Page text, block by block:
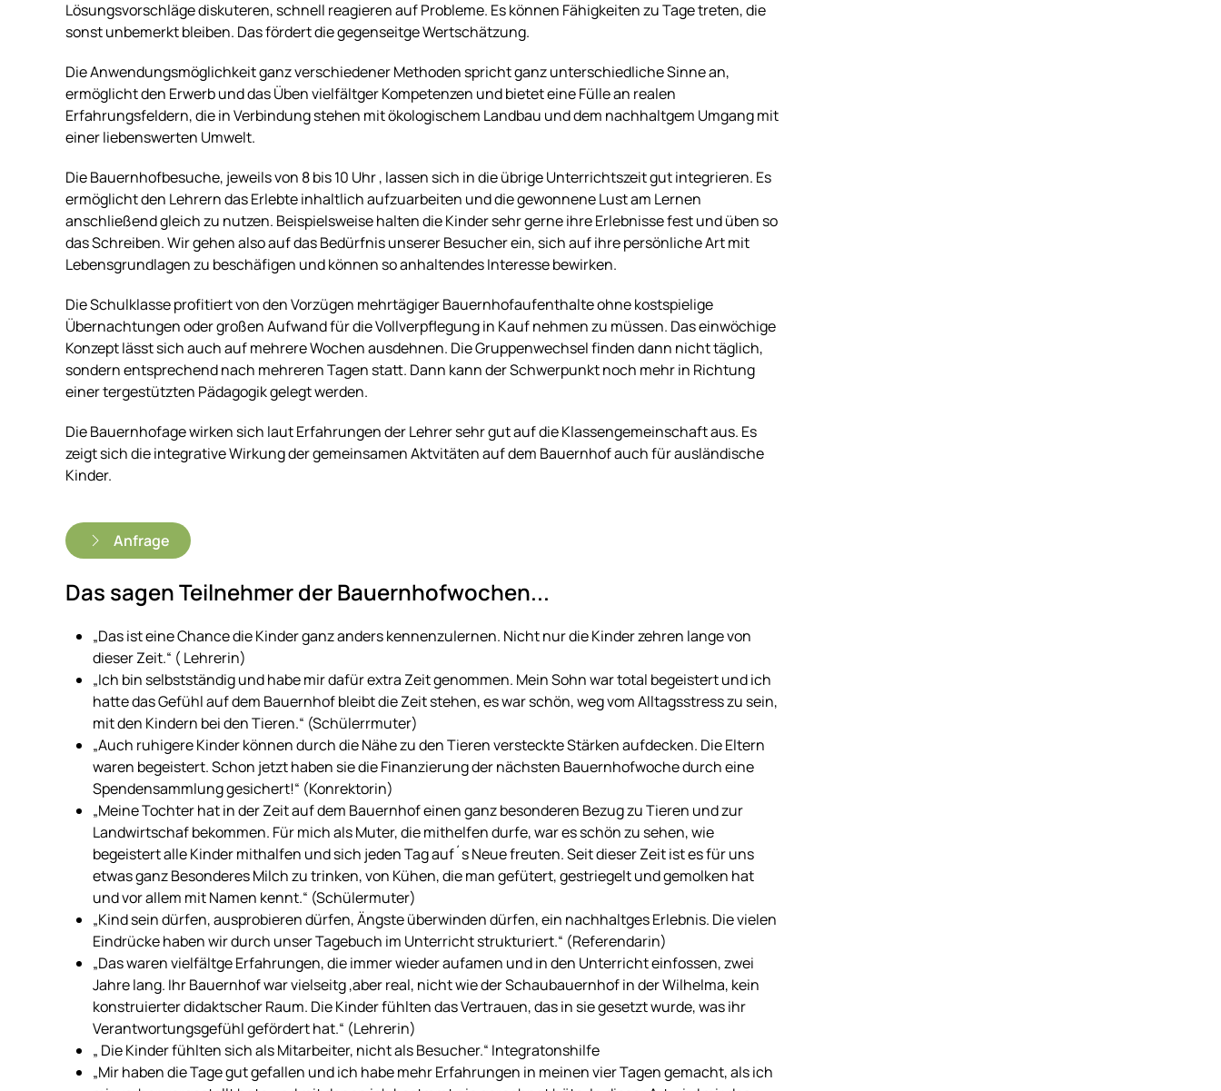
Lösungsvorschläge diskuteren, schnell reagieren auf Probleme. Es können Fähigkeiten zu Tage treten, die
sonst unbemerkt bleiben. Das fördert die gegenseitge Wertschätzung.
Die Anwendungsmöglichkeit ganz verschiedener Methoden spricht ganz unterschiedliche Sinne an,
ermöglicht den Erwerb und das Üben vielfältger Kompetenzen und bietet eine Fülle an realen
Erfahrungsfeldern, die in Verbindung stehen mit ökologischem Landbau und dem nachhaltgem Umgang mit
einer liebenswerten Umwelt.
Die Bauernhofbesuche, jeweils von 8 bis 10 Uhr , lassen sich in die übrige Unterrichtszeit gut integrieren. Es
ermöglicht den Lehrern das Erlebte inhaltlich aufzuarbeiten und die gewonnene Lust am Lernen
anschließend gleich zu nutzen. Beispielsweise halten die Kinder sehr gerne ihre Erlebnisse fest und üben so
das Schreiben. Wir gehen also auf das Bedürfnis unserer Besucher ein, sich auf ihre persönliche Art mit
Lebensgrundlagen zu beschäfigen und können so anhaltendes Interesse bewirken.
Die Schulklasse profitiert von den Vorzügen mehrtägiger Bauernhofaufenthalte ohne kostspielige
Übernachtungen oder großen Aufwand für die Vollverpflegung in Kauf nehmen zu müssen. Das einwöchige
Konzept lässt sich auch auf mehrere Wochen ausdehnen. Die Gruppenwechsel finden dann nicht täglich,
sondern entsprechend nach mehreren Tagen statt. Dann kann der Schwerpunkt noch mehr in Richtung
einer tergestützten Pädagogik gelegt werden.
Die Bauernhofage wirken sich laut Erfahrungen der Lehrer sehr gut auf die Klassengemeinschaft aus. Es
zeigt sich die integrative Wirkung der gemeinsamen Aktvitäten auf dem Bauernhof auch für ausländische
Kinder.
Anfrage
Das sagen Teilnehmer der Bauernhofwochen...
„Das ist eine Chance die Kinder ganz anders kennenzulernen. Nicht nur die Kinder zehren lange von
dieser Zeit.“ ( Lehrerin)
„Ich bin selbstständig und habe mir dafür extra Zeit genommen. Mein Sohn war total begeistert und ich
hatte das Gefühl auf dem Bauernhof bleibt die Zeit stehen, es war schön, weg vom Alltagsstress zu sein,
mit den Kindern bei den Tieren.“ (Schülerrmuter)
„Auch ruhigere Kinder können durch die Nähe zu den Tieren versteckte Stärken aufdecken. Die Eltern
waren begeistert. Schon jetzt haben sie die Finanzierung der nächsten Bauernhofwoche durch eine
Spendensammlung gesichert!“ (Konrektorin)
„Meine Tochter hat in der Zeit auf dem Bauernhof einen ganz besonderen Bezug zu Tieren und zur
Landwirtschaf bekommen. Für mich als Muter, die mithelfen durfe, war es schön zu sehen, wie
begeistert alle Kinder mithalfen und sich jeden Tag auf´s Neue freuten. Seit dieser Zeit ist es für uns
etwas ganz Besonderes Milch zu trinken, von Kühen, die man gefütert, gestriegelt und gemolken hat
und vor allem mit Namen kennt.“ (Schülermuter)
„Kind sein dürfen, ausprobieren dürfen, Ängste überwinden dürfen, ein nachhaltges Erlebnis. Die vielen
Eindrücke haben wir durch unser Tagebuch im Unterricht strukturiert.“ (Referendarin)
„Das waren vielfältge Erfahrungen, die immer wieder aufamen und in den Unterricht einfossen, zwei
Jahre lang. Ihr Bauernhof war vielseitg ,aber real, nicht wie der Schaubauernhof in der Wilhelma, kein
konstruierter didaktscher Raum. Die Kinder fühlten das Vertrauen, das in sie gesetzt wurde, was ihr
Verantwortungsgefühl gefördert hat.“ (Lehrerin)
„ Die Kinder fühlten sich als Mitarbeiter, nicht als Besucher.“ Integratonshilfe
„Mir haben die Tage gut gefallen und ich habe mehr Erfahrungen in meinen vier Tagen gemacht, als ich